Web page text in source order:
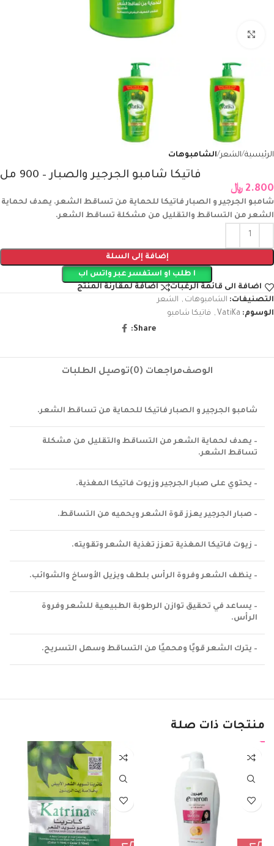
الرئيسية الشعر الشامبوهات
فاتيكا شامبو الجرجير والصبار – 900 مل
2.800 ﷼
شامبو الجرجير و الصبار فاتيكا للحماية من تساقط الشعر. يهدف لحماية
الشعر من التساقط والتقليل من مشكلة تساقط الشعر.
إضافة إلى السلة
ا طلب او استفسر عبر واتس اب
اضافة الى قائمة الرغبات
اضافة لمقارنة المنتج
التصنيفات: الشامبوهات , الشعر
الوسوم: VatiKa
, فاتيكا شامبو
Share:
الوصفمراجعات (0) توصيل الطلبات
شامبو الجرجير و الصبار فاتيكا للحماية من تساقط الشعر.
– يهدف لحماية الشعر من التساقط والتقليل من مشكلة
تساقط الشعر.
– يحتوي على صبار الجرجير وزيوت فاتيكا المغذية.
– صبار الجرجير يعزز قوة الشعر ويحميه من التساقط.
– زيوت فاتيكا المغذية تعزز تغذية الشعر وتقويته.
– ينظف الشعر وفروة الرأس بلطف ويزيل الأوساخ والشوائب.
– يساعد في تحقيق توازن الرطوبة الطبيعية للشعر وفروة
الرأس.
– يترك الشعر قويًا ومحميًا من التساقط وسهل التسريح.
منتجات ذات صلة